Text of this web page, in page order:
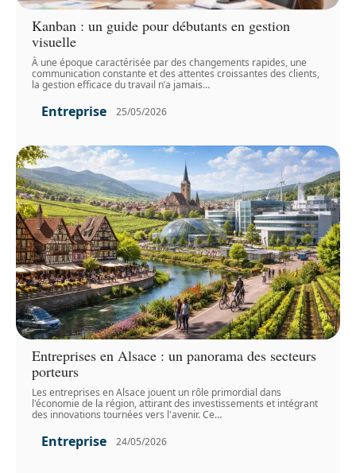
Kanban : un guide pour débutants en gestion
visuelle
À une époque caractérisée par des changements rapides, une
communication constante et des attentes croissantes des clients,
la gestion efficace du travail n’a jamais…
Entreprise 25/05/2026
Entreprises en Alsace : un panorama des secteurs
porteurs
Les entreprises en Alsace jouent un rôle primordial dans
l'économie de la région, attirant des investissements et intégrant
des innovations tournées vers l'avenir. Ce…
Entreprise 24/05/2026